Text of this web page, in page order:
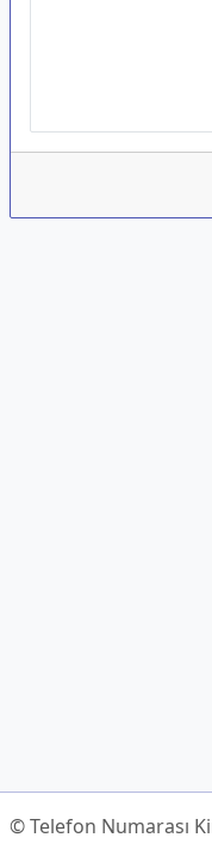
© Telefon Numarası